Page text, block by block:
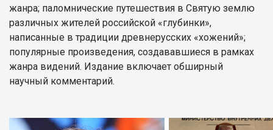
жанра; паломнические путешествия в Святую землю
различных жителей российской «глубинки»,
написанные в традиции древнерусских «хожений»;
популярные произведения, создававшиеся в рамках
жанра видений. Издание включает обширный
научный комментарий.